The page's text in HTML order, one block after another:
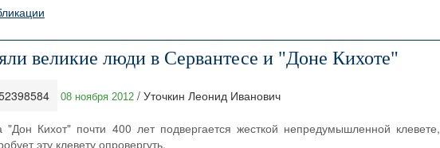
великие люди в Сервантесе и "Доне Кихоте"
08 ноября 2012 / Уточкин Леонид Иванович
"Дон Кихот" почти 400 лет подвергается жесткой непредумышленной
эту клевету опровергуть.